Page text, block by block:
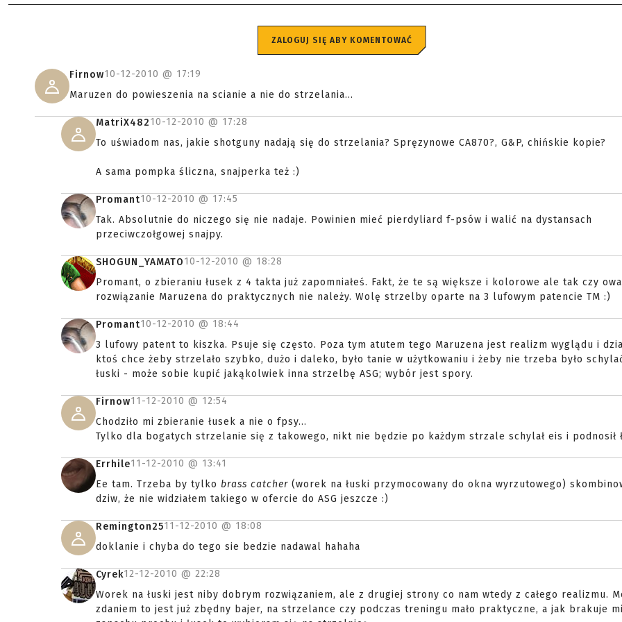
ZALOGUJ SIĘ ABY KOMENTOWAĆ
Firnow10-12-2010 @ 17:19
Maruzen do powieszenia na scianie a nie do strzelania...
MatriX48210-12-2010 @ 17:28
To uświadom nas, jakie shotguny nadają się do strzelania? Spręzynowe CA870?, G&P, chińskie kopie?
A sama pompka śliczna, snajperka też :)
Promant10-12-2010 @ 17:45
Tak. Absolutnie do niczego się nie nadaje. Powinien mieć pierdyliard f-psów i walić na dystansach
przeciwczołgowej snajpy.
SHOGUN_YAMATO10-12-2010 @ 18:28
Promant, o zbieraniu łusek z 4 takta już zapomniałeś. Fakt, że te są większe i kolorowe ale tak czy
rozwiązanie Maruzena do praktycznych nie należy. Wolę strzelby oparte na 3 lufowym patencie TM :)
Promant10-12-2010 @ 18:44
3 lufowy patent to kiszka. Psuje się często. Poza tym atutem tego Maruzena jest realizm wyglądu i
ktoś chce żeby strzelało szybko, dużo i daleko, było tanie w użytkowaniu i żeby nie trzeba było
łuski - może sobie kupić jakąkolwiek inna strzelbę ASG; wybór jest spory.
Firnow11-12-2010 @ 12:54
Chodziło mi zbieranie łusek a nie o fpsy...
Tylko dla bogatych strzelanie się z takowego, nikt nie będzie po każdym strzale schylał eis i podnosił
Errhile11-12-2010 @ 13:41
Ee tam. Trzeba by tylko brass catcher (worek na łuski przymocowany do okna wyrzutowego)
dziw, że nie widziałem takiego w ofercie do ASG jeszcze :)
Remington2511-12-2010 @ 18:08
doklanie i chyba do tego sie bedzie nadawal hahaha
Cyrek12-12-2010 @ 22:28
Worek na łuski jest niby dobrym rozwiązaniem, ale z drugiej strony co nam wtedy z całego realizmu.
zdaniem to jest już zbędny bajer, na strzelance czy podczas treningu mało praktyczne, a jak brakuje